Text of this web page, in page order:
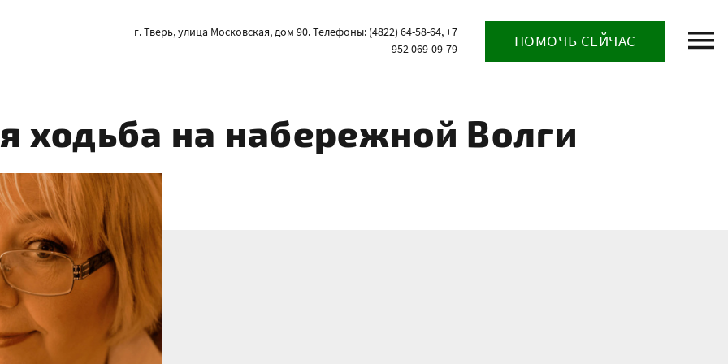
г. Тверь, улица Московская, дом 90. Телефоны: (4822) 64-58-64, +7
952 069-09-79
ПОМОЧЬ СЕЙЧАС
ходьба на набережной Волги